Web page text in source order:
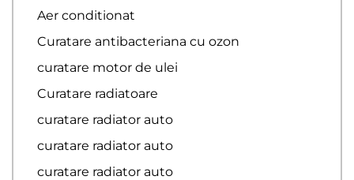
Aer conditionat
Curatare antibacteriana cu ozon
curatare motor de ulei
Curatare radiatoare
curatare radiator auto
curatare radiator auto
curatare radiator auto